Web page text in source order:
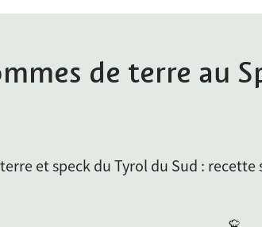
de terre au
et speck du Tyrol du Sud :